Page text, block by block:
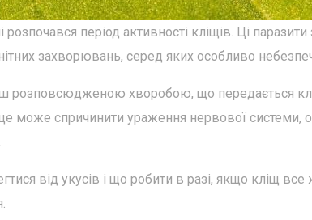
розпочався період активності кліщів. Ці
захворювань, серед яких особливо
розповсюдженою хворобою, що передається
може спричинити ураження нервової системи,
від укусів і що робити в разі, якщо кліщ